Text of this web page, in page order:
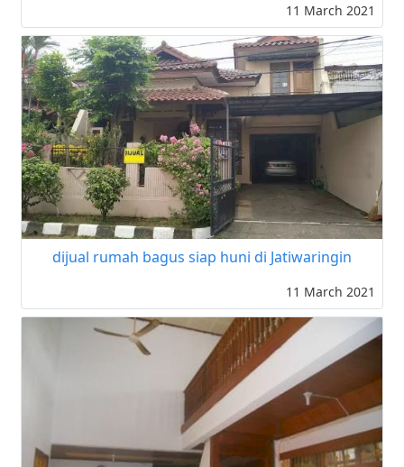
11 March 2021
dijual rumah bagus siap huni di Jatiwaringin
11 March 2021